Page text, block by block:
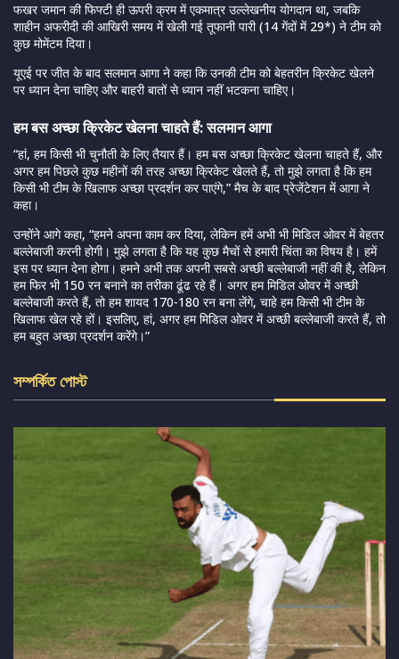
फखर जमान की फिफ्टी ही ऊपरी क्रम में एकमात्र उल्लेखनीय योगदान था, जबकि
शाहीन अफरीदी की आखिरी समय में खेली गई तूफानी पारी (14 गेंदों में 29*) ने टीम को
कुछ मोमेंटम दिया।
यूएई पर जीत के बाद सलमान आगा ने कहा कि उनकी टीम को बेहतरीन क्रिकेट खेलने
पर ध्यान देना चाहिए और बाहरी बातों से ध्यान नहीं भटकना चाहिए।
हम बस अच्छा क्रिकेट खेलना चाहते हैं: सलमान आगा
“हां, हम किसी भी चुनौती के लिए तैयार हैं। हम बस अच्छा क्रिकेट खेलना चाहते हैं, और
अगर हम पिछले कुछ महीनों की तरह अच्छा क्रिकेट खेलते हैं, तो मुझे लगता है कि हम
किसी भी टीम के खिलाफ अच्छा प्रदर्शन कर पाएंगे,” मैच के बाद प्रेजेंटेशन में आगा ने
कहा।
उन्होंने आगे कहा, “हमने अपना काम कर दिया, लेकिन हमें अभी भी मिडिल ओवर में बेहतर
बल्लेबाजी करनी होगी। मुझे लगता है कि यह कुछ मैचों से हमारी चिंता का विषय है। हमें
इस पर ध्यान देना होगा। हमने अभी तक अपनी सबसे अच्छी बल्लेबाजी नहीं की है, लेकिन
हम फिर भी 150 रन बनाने का तरीका ढूंढ रहे हैं। अगर हम मिडिल ओवर में अच्छी
बल्लेबाजी करते हैं, तो हम शायद 170-180 रन बना लेंगे, चाहे हम किसी भी टीम के
खिलाफ खेल रहे हों। इसलिए, हां, अगर हम मिडिल ओवर में अच्छी बल्लेबाजी करते हैं, तो
हम बहुत अच्छा प्रदर्शन करेंगे।”
সম্পর্কিত পোস্ট